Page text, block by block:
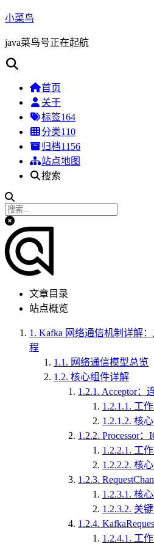
小菜鸟
java菜鸟号正在起航
首页
关于
标签164
分类110
归档1156
站点地图
搜索
文章目录
站点概览
1. Kafka 网络通信机制详解
程
1.1. 网络通信模型总览
1.2. 核心组件详解
1.2.1. Acceptor：
1.2.1.1. 工作
1.2.1.2. 核
1.2.2. Processor
1.2.2.1. 工作
1.2.2.2. 核
1.2.3.
1.2.3.1. 核心
1.2.3.2. 关键
1.2.4.
1.2.4.1. 工作